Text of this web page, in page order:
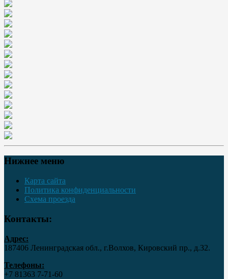
Нижнее меню
Карта сайта
Политика конфиденциальности
Схема проезда
Контакты:
Адрес:
187406 Ленинградская обл., г.Волхов, Кировский пр., д.32.
Телефоны:
+7 81363 7‑71-60